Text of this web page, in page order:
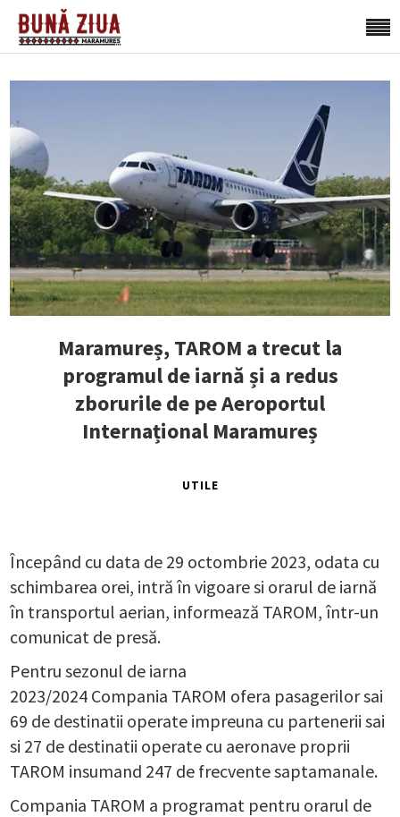
Maramureș, TAROM a trecut la
programul de iarnă și a redus
zborurile de pe Aeroportul
Internațional Maramureș
UTILE
Începând cu data de 29 octombrie 2023, odata cu
schimbarea orei, intră în vigoare si orarul de iarnă
în transportul aerian, informează TAROM, într-un
comunicat de presă.
Pentru sezonul de iarna
2023/2024 Compania TAROM ofera pasagerilor sai
69 de destinatii operate impreuna cu partenerii sai
si 27 de destinatii operate cu aeronave proprii
TAROM insumand 247 de frecvente saptamanale.
Compania TAROM a programat pentru orarul de